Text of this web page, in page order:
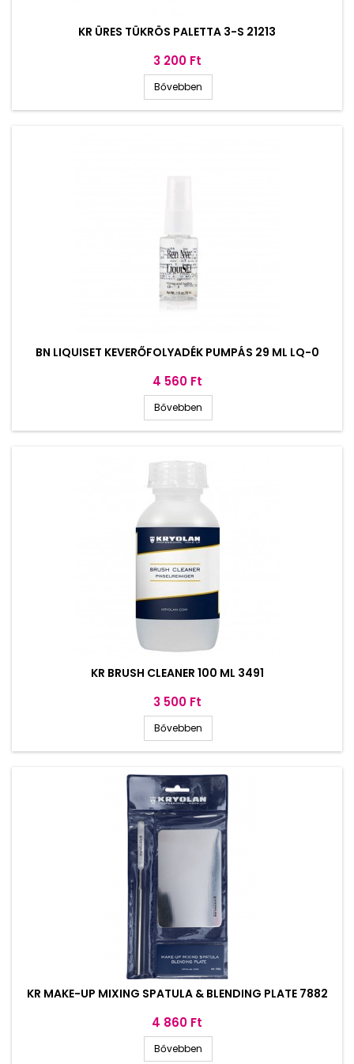
KR ÜRES TÜKRÖS PALETTA 3-S 21213
Ár
3 200 Ft
Bővebben
BN LIQUISET KEVERŐFOLYADÉK PUMPÁS 29 ML LQ-0
Ár
4 560 Ft
Bővebben
KR BRUSH CLEANER 100 ML 3491
Ár
3 500 Ft
Bővebben
KR MAKE-UP MIXING SPATULA & BLENDING PLATE 7882
Ár
4 860 Ft
Bővebben